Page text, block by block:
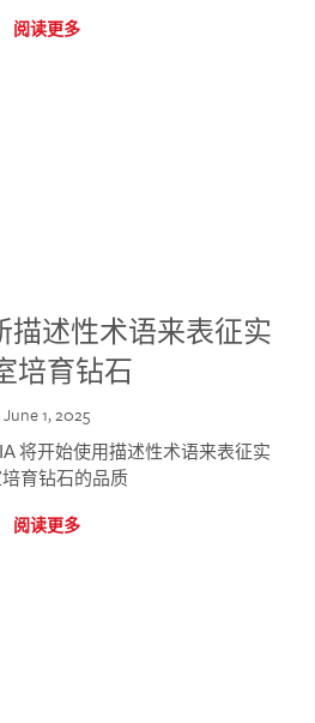
阅读更多
描述性术语来表征实
培育钻石
June 1, 2025
将开始使用描述性术语来表征实
育钻石的品质
阅读更多